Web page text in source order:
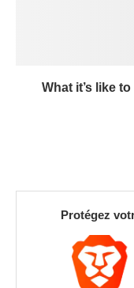
What it’s like
Protégez